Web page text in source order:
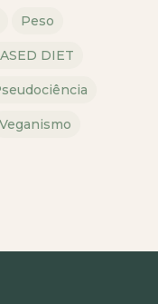
Peso
DIET
Veganismo